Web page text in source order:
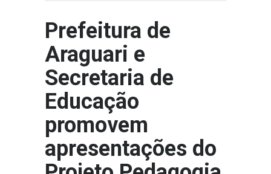
Prefeitura de
Araguari e
Secretaria de
Educação
promovem
apresentações do